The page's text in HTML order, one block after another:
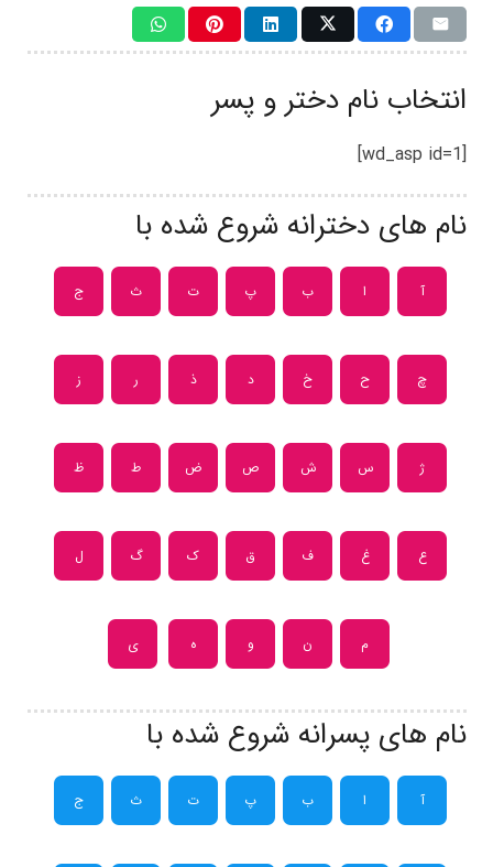
انتخاب نام دختر و پسر
[wd_asp id=1]
نام های دخترانه شروع شده با
آ ا ب پ ت ث ج
چ ح خ د ذ ر ز
ژ س ش ص ض ط ظ
ع غ ف ق ک گ ل
م ن و ه ی
نام های پسرانه شروع شده با
آ ا ب پ ت ث ج